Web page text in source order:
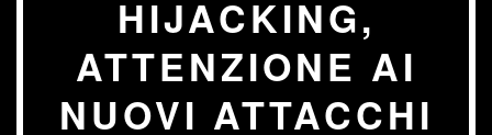
HIJACKING,
ATTENZIONE AI
NUOVI ATTACCHI